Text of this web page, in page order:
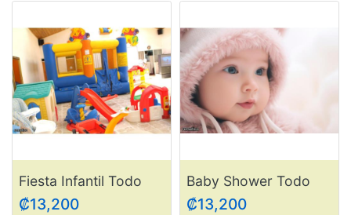
Fiesta Infantil Todo
Incluído
₡13,200
Baby Shower Todo
Incluído
₡13,200